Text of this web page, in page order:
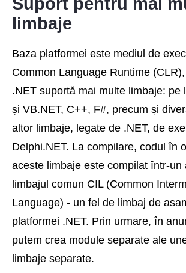
limbaje
Baza platformei este mediul de
Common Language Runtime
.NET suportă mai multe limbaje: pe
și VB.NET, C++, F#, precum și
altor limbaje, legate de .NET, de
Delphi.NET. La compilare, codul în
aceste limbaje este compilat într-un
limbajul comun CIL (Common
Language) - un fel de limbaj de
platformei .NET. Prin urmare, în
putem crea module separate ale
limbaje separate.